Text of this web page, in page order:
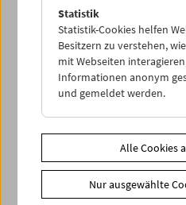
Premiere: "Paris
Ottinger
Statistik
Statistik-Cookies helfen
Besitzern zu verstehen,
mit Webseiten
Informationen anonym
und gemeldet werden.
Alle Cookies
Nur ausgewählte